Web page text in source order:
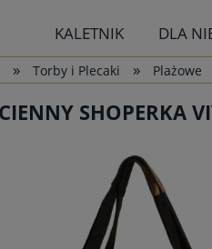
KALETNIK
DLA
» Torby i Plecaki » Plażowe
SHOPERKA